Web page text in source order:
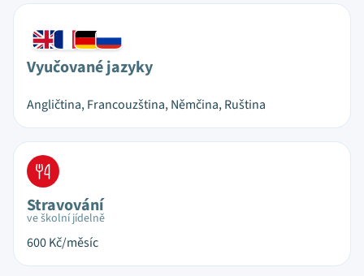
Vyučované jazyky
Angličtina, Francouzština, Němčina, Ruština
Stravování
ve školní jídelně
600Kč/měsíc